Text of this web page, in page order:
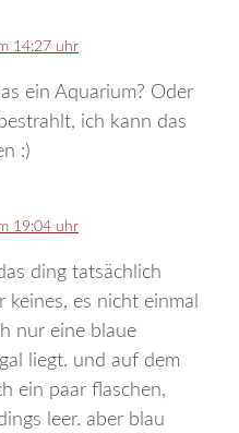
14:27 uhr
ein Aquarium? Oder
ich kann das
:)
19:04 uhr
ding tatsächlich
keines, es nicht einmal
nur eine blaue
liegt. und auf dem
ein paar flaschen,
leer. aber blau